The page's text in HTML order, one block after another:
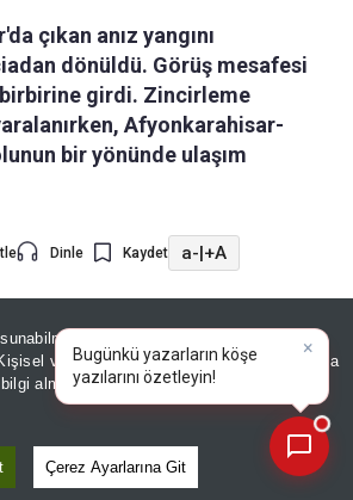
adına sitemizde
verileriniz, KVKK ve GDPR kapsamında
bilgi almak içinAydınlatma Metnimizi
Çerez Ayarlarına Git
çıkan anız yangını
dönüldü. Görüş mesafesi
girdi. Zincirleme
Afyonkarahisar-
bir yönünde ulaşım
Dinle Kaydet a-|+A
Antalya karayolu üzerinde
bir olay yaşandı.Kızılören
bir nedenle anız
geldi.
×
Bugünkü yazarların köşe
yazılarını özetl |